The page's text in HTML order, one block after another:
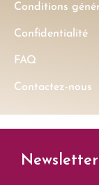
Conditions
Confidentialité
FAQ
Contactez-nous
Newsletter